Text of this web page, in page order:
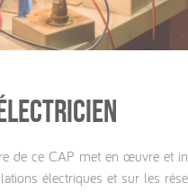
de ce CAP met en œuvre et
électriques et sur les